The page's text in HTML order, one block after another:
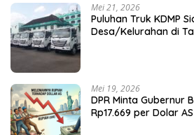
Mei 21, 2026
Puluhan Truk KDMP
Desa/Kelurahan di
Mei 19, 2026
DPR Minta Gubernur
Rp17.669 per Dolar AS